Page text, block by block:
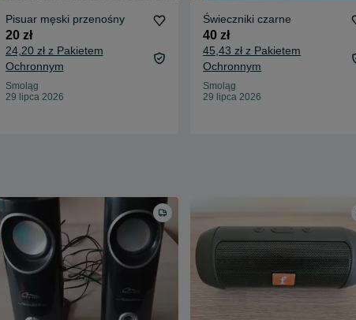
Pisuar męski przenośny
20 zł
24,20 zł z Pakietem
Ochronnym
Smoląg
29 lipca 2026
Świeczniki czarne
40 zł
45,43 zł z Pakietem
Ochronnym
Smoląg
29 lipca 2026